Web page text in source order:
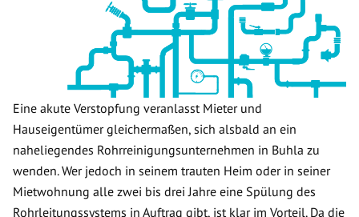
Eine akute Verstopfung veranlasst Mieter und
Hauseigentümer gleichermaßen, sich alsbald an ein
naheliegendes Rohrreinigungsunternehmen in Buhla zu
wenden. Wer jedoch in seinem trauten Heim oder in seiner
Mietwohnung alle zwei bis drei Jahre eine Spülung des
Rohrleitungssystems in Auftrag gibt, ist klar im Vorteil. Da die